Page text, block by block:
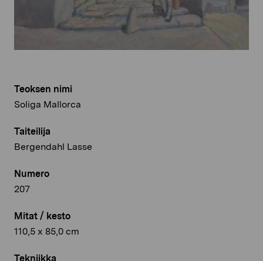
Teoksen nimi
Soliga Mallorca
Taiteilija
Bergendahl Lasse
Numero
207
Mitat / kesto
110,5 x 85,0 cm
Tekniikka